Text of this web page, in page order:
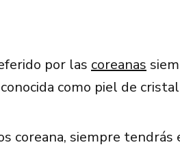
por las coreanas
como piel de
coreana, siempre